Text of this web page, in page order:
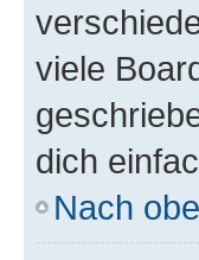
viele
dich
Nach